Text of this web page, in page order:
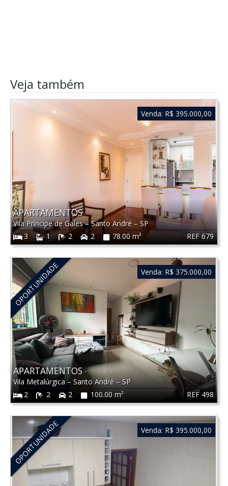
Veja também
REF 679
APARTAMENTOS
Vila Príncipe de Gales–Santo André –SP
3
1 2 2 78.00 m²
Venda: R$ 395.000,00
OPORTUNIDADE
REF 498
APARTAMENTOS
Vila Metalúrgica– Santo André–SP
2
2 2 100.00 m²
Venda: R$ 375.000,00
OPORTUNIDADE Venda: R$ 395.000,00